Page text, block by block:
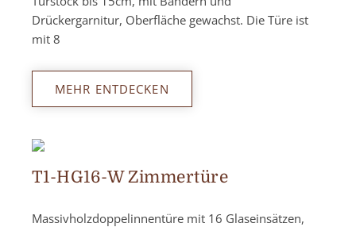
Drückergarnitur, Oberfläche gewachst. Die Türe ist
mit 8
MEHR ENTDECKEN
T1-HG16-W Zimmertüre
Massivholzdoppelinnentüre mit 16 Glaseinsätzen,